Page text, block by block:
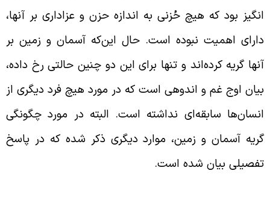
بود که هیچ حُزنی به اندازه حزن و عزاداری بر آنها،
اهمیت نبوده است. حال این‌که آسمان و زمین بر
گریه کرده‌اند و تنها برای این دو چنین حالتی رخ داده،
اوج غم و اندوهی است که در مورد هیچ فرد دیگری از
سابقه‌ای نداشته است. البته در مورد چگونگی
آسمان و زمین، موارد دیگری ذکر شده که در پاسخ
بیان شده است.